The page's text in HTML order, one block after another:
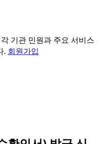
기관 민원과 주요 서비스
. 회원가입